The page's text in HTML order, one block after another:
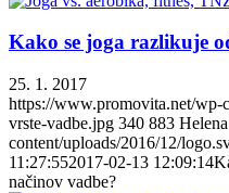
Kako se joga razlikuje
25. 1. 2017
https://www.promovita.net/wp-
vrste-vadbe.jpg 340 883
content/uploads/2016/12/
11:27:552017-02-13 12:09:14
načinov vadbe?